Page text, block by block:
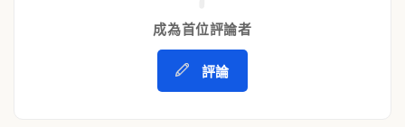
成為首位評論者
評論